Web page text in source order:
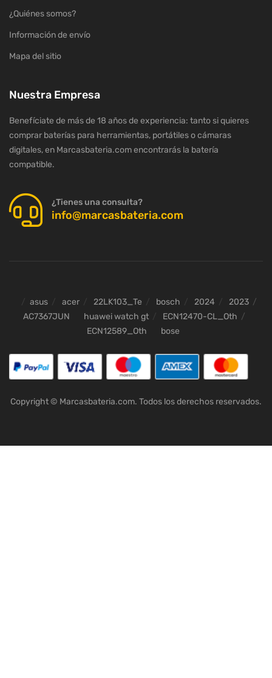
¿Quiénes somos?
Información de envío
Mapa del sitio
Nuestra Empresa
Benefíciate de más de 18 años de experiencia: tanto si quieres
comprar baterías para herramientas, portátiles o cámaras
digitales, en Marcasbateria.com encontrarás la batería
compatible.
¿Tienes una consulta?
info@marcasbateria.com
asus acer 22LK103_Te bosch 2024
2023
AC7367JUN
huawei watch gt
ECN12470-CL_Oth
ECN12589_Oth
bose
Copyright © Marcasbateria.com. Todos los derechos reservados.